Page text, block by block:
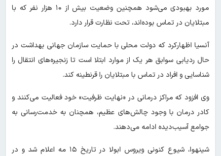
مورد بهبودی می‌شود همچنین وضعیت بیش از ۱۰ هزار نفر که با
مبتلایان در تماس بوده‌اند، تحت نظارت قرار دارد.
آنسیا اظهارکرد که دولت محلی با حمایت سازمان جهانی بهداشت در
حال ردیابی سوابق هر یک از موارد ابتلا است تا زنجیره‌های انتقال را
شناسایی و افراد در تماس با مبتلایان را قرنطینه کند.
وی افزود که مراکز درمانی در «نهایت ظرفیت» خود فعالیت می‌کنند و
کادر درمان با وجود چالش‌های عظیم، همچنان به خدمت‌رسانی به
جوامع آسیب‌دیده ادامه می‌دهند.
شینهوا، شیوع کنونی ویروس ابولا در تاریخ ۱۵ مه اعلام شد و در